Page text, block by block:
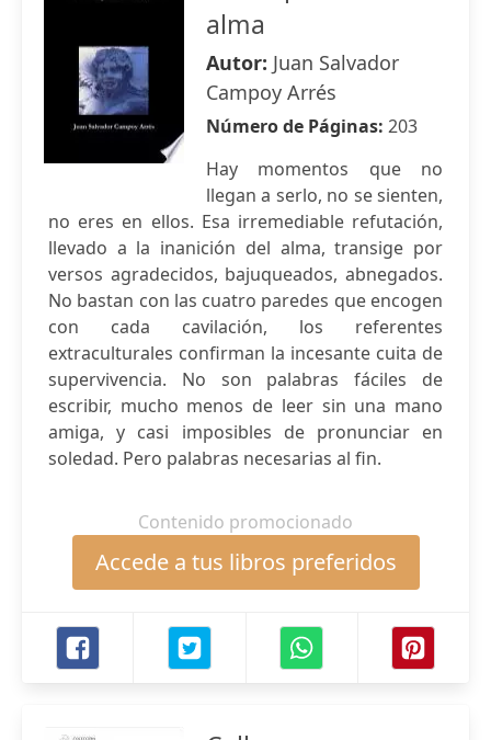
alma
Autor: Juan Salvador
Campoy Arrés
Número de Páginas: 203
Hay momentos que no
llegan a serlo, no se sienten,
no eres en ellos. Esa irremediable refutación,
llevado a la inanición del alma, transige por
versos agradecidos, bajuqueados, abnegados.
No bastan con las cuatro paredes que encogen
con cada cavilación, los referentes
extraculturales confirman la incesante cuita de
supervivencia. No son palabras fáciles de
escribir, mucho menos de leer sin una mano
amiga, y casi imposibles de pronunciar en
soledad. Pero palabras necesarias al fin.
Contenido promocionado
Accede a tus libros preferidos